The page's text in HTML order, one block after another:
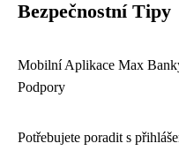
Bezpečnostní Tipy
Mobilní Aplikace Max
Podpory
Potřebujete poradit s